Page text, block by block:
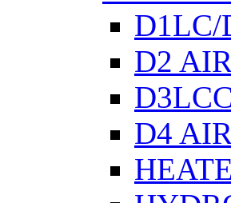
D1LC/
D2
D3LCC
D4